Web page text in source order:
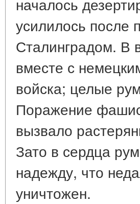
усилилось после
Сталинградом. В
вместе с
войска; целые
Поражение
вызвало
Зато в сердца
надежду, что
уничтожен.